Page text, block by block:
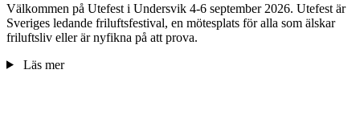
Välkommen på Utefest i Undersvik 4-6 september 2026. Utefest är
Sveriges ledande friluftsfestival, en mötesplats för alla som älskar
friluftsliv eller är nyfikna på att prova.
Läs mer